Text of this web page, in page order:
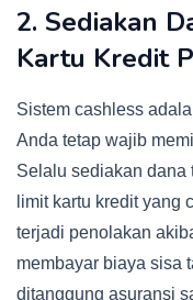
2. Sediakan
Kartu Kredit
Sistem cashless
Anda tetap wajib
Selalu sediakan dana
limit kartu kredit yang
terjadi penolakan
membayar biaya sisa
ditanggung asuransi